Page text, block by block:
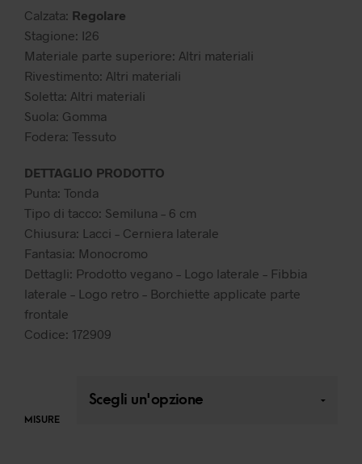
Calzata: Regolare
Stagione: I26
Materiale parte superiore: Altri materiali
Rivestimento: Altri materiali
Soletta: Altri materiali
Suola: Gomma
Fodera: Tessuto
DETTAGLIO PRODOTTO
Punta: Tonda
Tipo di tacco: Semiluna – 6 cm
Chiusura: Lacci – Cerniera laterale
Fantasia: Monocromo
Dettagli: Prodotto vegano – Logo laterale – Fibbia
laterale – Logo retro – Borchiette applicate parte
frontale
Codice: 172909
MISURE